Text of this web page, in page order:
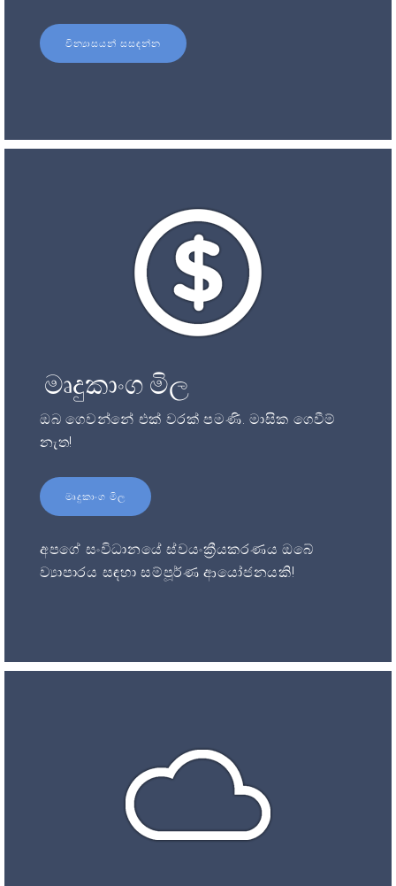
වින්‍යාසයන් සසඳන්න
මෘදුකාංග මිල
ඔබ ගෙවන්නේ එක් වරක් පමණි. මාසික ගෙවීම්
නැත!
මෘදුකාංග මිල
අපගේ සංවිධානයේ ස්වයංක්‍රීයකරණය ඔබේ
ව්‍යාපාරය සඳහා සම්පූර්ණ ආයෝජනයකි!